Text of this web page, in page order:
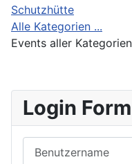
Schutzhütte
Alle Kategorien ...
Events aller
Login Form